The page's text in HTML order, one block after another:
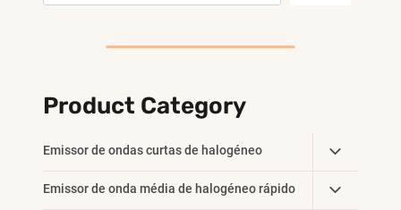
AQUECIMENTO
AQUECEDOR
DE
HALOGÊNIO
QUARTZO
HALOGÊNIO
Product Category
Emissor de ondas curtas de halogéneo
Toggle
Menu
Emissor de onda média de halogéneo rápido
Toggle